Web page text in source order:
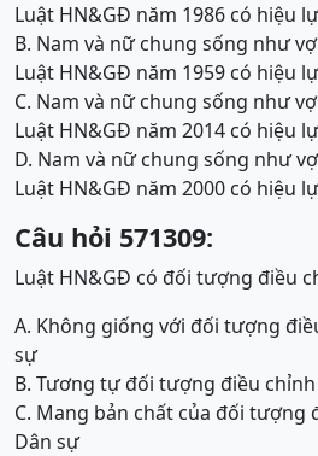
Luật HN&GĐ năm 1986 có hiệu
B. Nam và nữ chung sống như
Luật HN&GĐ năm 1959 có hiệu
C. Nam và nữ chung sống như
Luật HN&GĐ năm 2014 có hiệu
D. Nam và nữ chung sống như
Luật HN&GĐ năm 2000 có hiệu
Câu hỏi 571309:
Luật HN&GĐ có đối tượng điều
A. Không giống với đối tượng
sự
B. Tương tự đối tượng điều
C. Mang bản chất của đối tượng
Dân sự